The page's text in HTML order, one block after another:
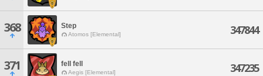
368 Step
Atomos [Elemental] 347844
371 fell fell
Aegis [Elemental] 347235